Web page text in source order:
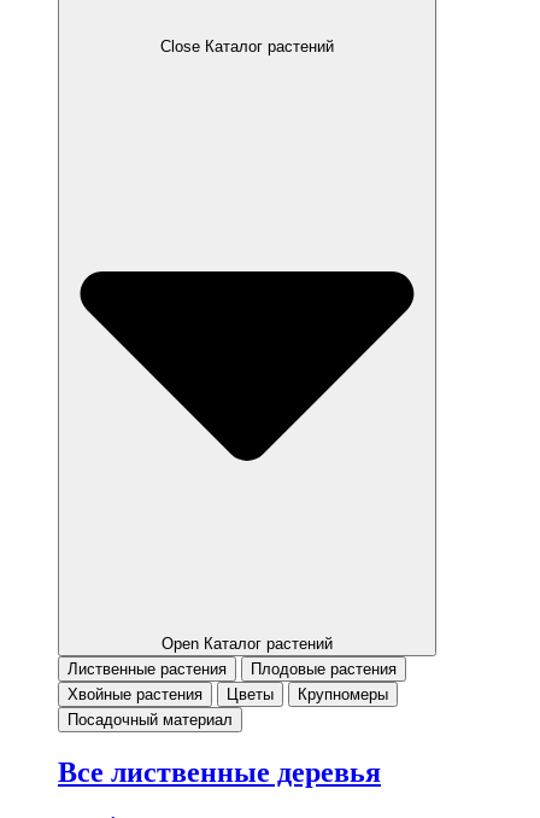
Close Каталог растений
Open Каталог растений
Лиственные растения
Плодовые растения
Хвойные растения
Цветы
Крупномеры
Посадочный материал
Все лиственные деревья